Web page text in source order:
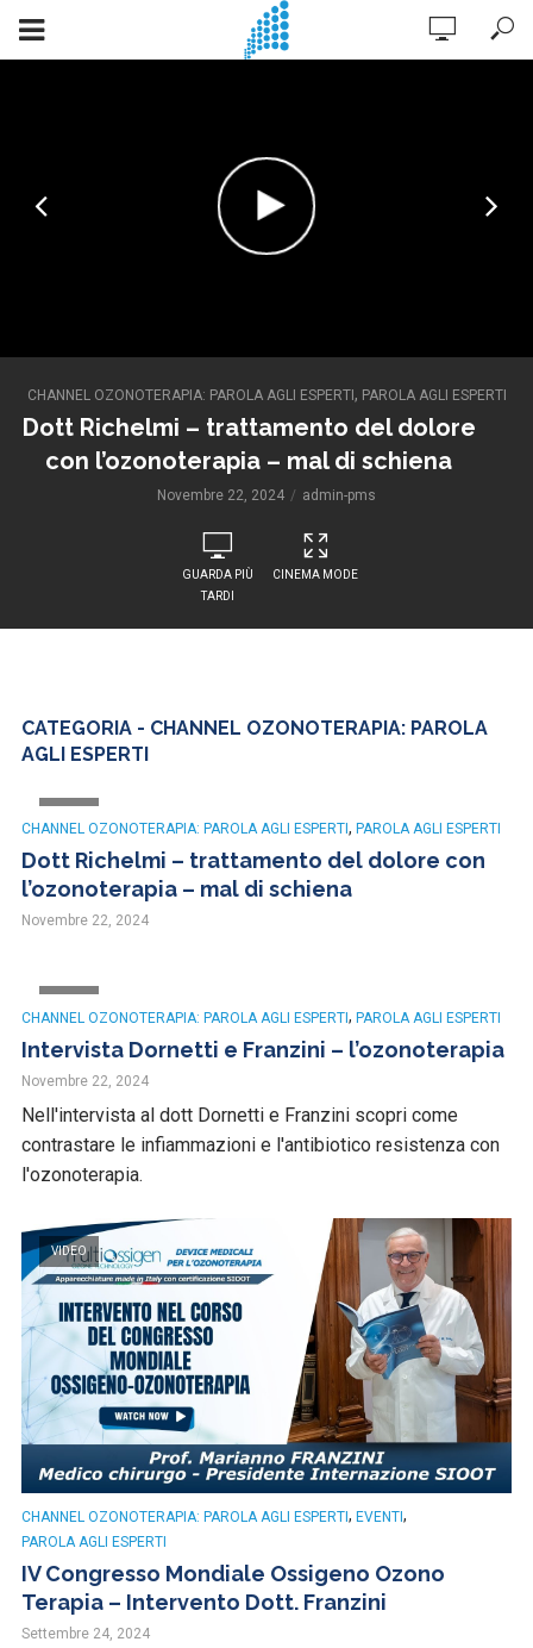
CHANNEL OZONOTERAPIA: PAROLA AGLI ESPERTI , PAROLA AGLI ESPERTI
Dott Richelmi – trattamento del dolore
con l’ozonoterapia – mal di schiena
Novembre 22, 2024 admin-pms
GUARDA PIÙ
TARDI
CINEMA MODE
CATEGORIA - CHANNEL OZONOTERAPIA: PAROLA
AGLI ESPERTI
CHANNEL OZONOTERAPIA: PAROLA AGLI ESPERTI , PAROLA AGLI ESPERTI
Dott Richelmi – trattamento del dolore con
l’ozonoterapia – mal di schiena
Novembre 22, 2024
CHANNEL OZONOTERAPIA: PAROLA AGLI ESPERTI, PAROLA AGLI ESPERTI
Intervista Dornetti e Franzini – l’ozonoterapia
Novembre 22, 2024
Nell'intervista al dott Dornetti e Franzini scopri come
contrastare le infiammazioni e l'antibiotico resistenza con
l'ozonoterapia.
VIDEO
CHANNEL OZONOTERAPIA: PAROLA AGLI ESPERTI, EVENTI,
PAROLA AGLI ESPERTI
IV Congresso Mondiale Ossigeno Ozono
Terapia – Intervento Dott. Franzini
Settembre 24, 2024